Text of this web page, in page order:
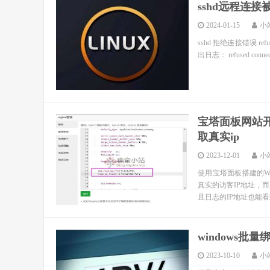
sshd远程连接
2024-01-15 小
sshd 拒绝连接错误
出日志： refused
宝塔面板网站
取真实ip
2023-12-01 小
使用宝塔面板搭建的
真实的访客IP地址，
且日志的IP地址也能
windows批量
2023-10-10 小